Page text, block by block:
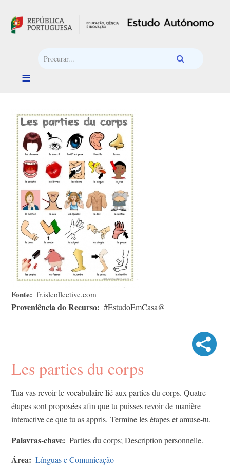
Fonte fr.islcollective.com
Proveniência do Recurso #EstudoEmCasa@
Les parties du corps
Tua vas revoir le vocabulaire lié aux parties du corps. Quatre
étapes sont proposées afin que tu puisses revoir de manière
interactive ce que tu as appris. Termine les étapes et amuse-tu.
Palavras-chave Parties du corps; Description personnelle.
Área Línguas e Comunicação